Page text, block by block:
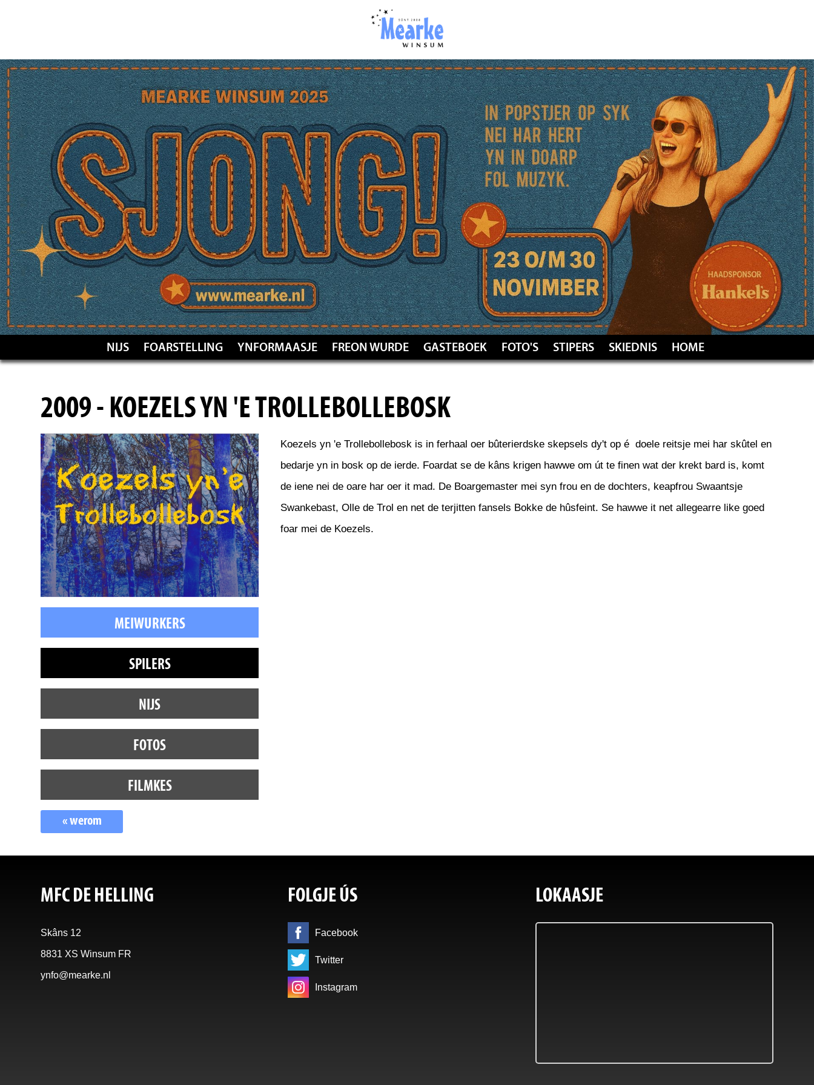
NIJS FOARSTELLING YNFORMAASJE FREON WURDE GASTEBOEK FOTO'S STIPERS SKIEDNIS HOME
2009 - KOEZELS YN 'E TROLLEBOLLEBOSK
MEIWURKERS
SPILERS
NIJS
FOTOS
FILMKES
« werom
Koezels yn 'e Trollebollebosk is in ferhaal oer bûterierdske skepsels dy't op é doele reitsje mei har skûtel en
bedarje yn in bosk op de ierde. Foardat se de kâns krigen hawwe om út te finen wat der krekt bard is, komt
de iene nei de oare har oer it mad. De Boargemaster mei syn frou en de dochters, keapfrou Swaantsje
Swankebast, Olle de Trol en net de terjitten fansels Bokke de hûsfeint. Se hawwe it net allegearre like goed
foar mei de Koezels.
MFC DE HELLING
Skâns 12
8831 XS Winsum FR
ynfo@mearke.nl
FOLGJE ÚS
Facebook
Twitter
Instagram
LOKAASJE